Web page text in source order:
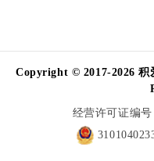
Copyright © 2017-2026
经营许可证编